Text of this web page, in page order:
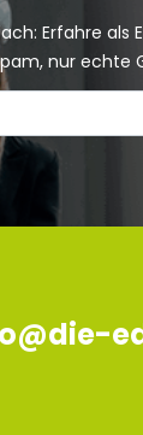
Erfahre als
nur echte